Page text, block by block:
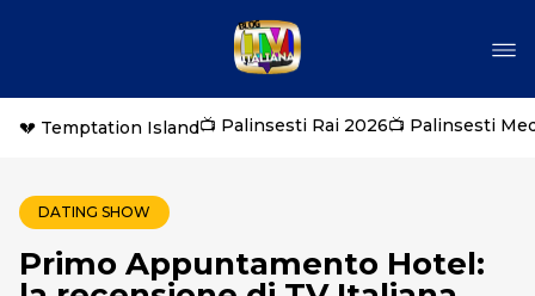
💔 Temptation Island📺 Palinsesti Rai 2026📺 Palinsesti
DATING SHOW
Primo Appuntamento Hotel: